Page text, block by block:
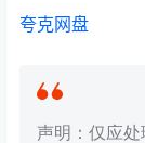
夸克网盘
声明：仅应